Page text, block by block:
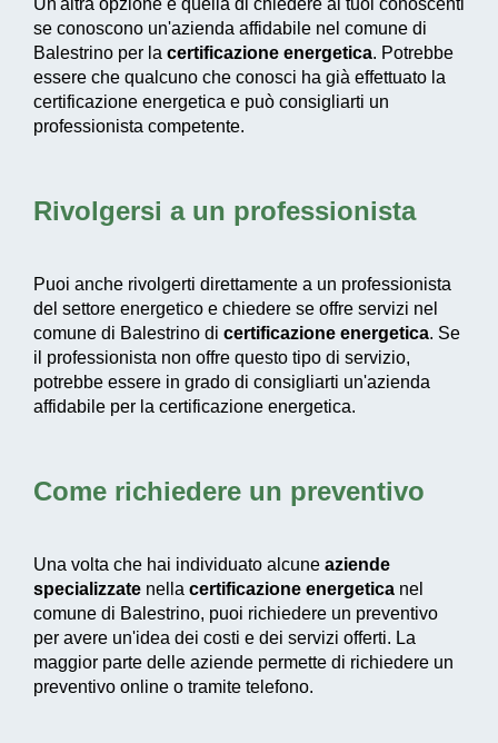
Un'altra opzione è quella di chiedere ai tuoi conoscenti
se conoscono un'azienda affidabile nel comune di
Balestrino per la certificazione energetica. Potrebbe
essere che qualcuno che conosci ha già effettuato la
certificazione energetica e può consigliarti un
professionista competente.
Rivolgersi a un professionista
Puoi anche rivolgerti direttamente a un professionista
del settore energetico e chiedere se offre servizi nel
comune di Balestrino di certificazione energetica. Se
il professionista non offre questo tipo di servizio,
potrebbe essere in grado di consigliarti un'azienda
affidabile per la certificazione energetica.
Come richiedere un preventivo
Una volta che hai individuato alcune aziende
specializzate nella certificazione energetica nel
comune di Balestrino, puoi richiedere un preventivo
per avere un'idea dei costi e dei servizi offerti. La
maggior parte delle aziende permette di richiedere un
preventivo online o tramite telefono.